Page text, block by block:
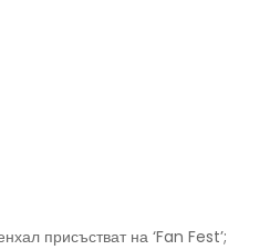
присъстват на ‘Fan Fest’;